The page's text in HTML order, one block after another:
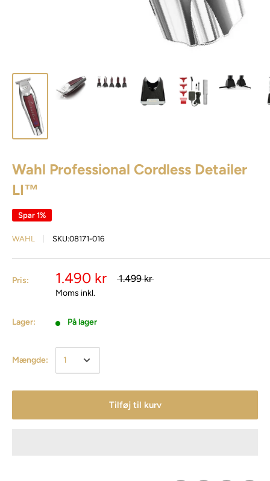
Wahl Professional Cordless Detailer
LI™
Spar 1%
WAHL SKU:08171-016
Pris: 1.490 kr 1.499 kr
Moms inkl.
Lager: På lager
Mængde:
Tilføj til kurv